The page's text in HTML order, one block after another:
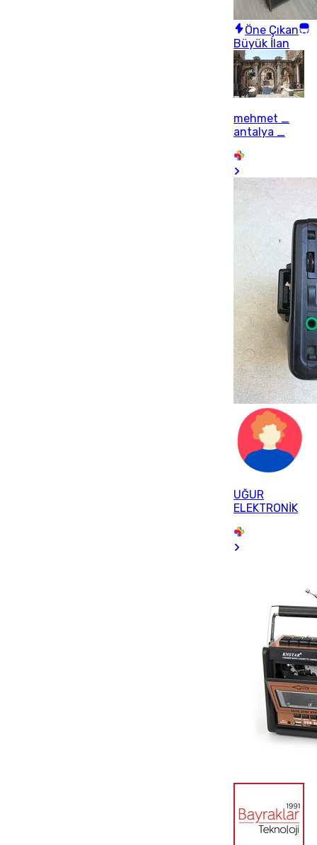
Öne Çıkan
Büyük İlan
mehmet _
antalya _
UĞUR
ELEKTRONİK